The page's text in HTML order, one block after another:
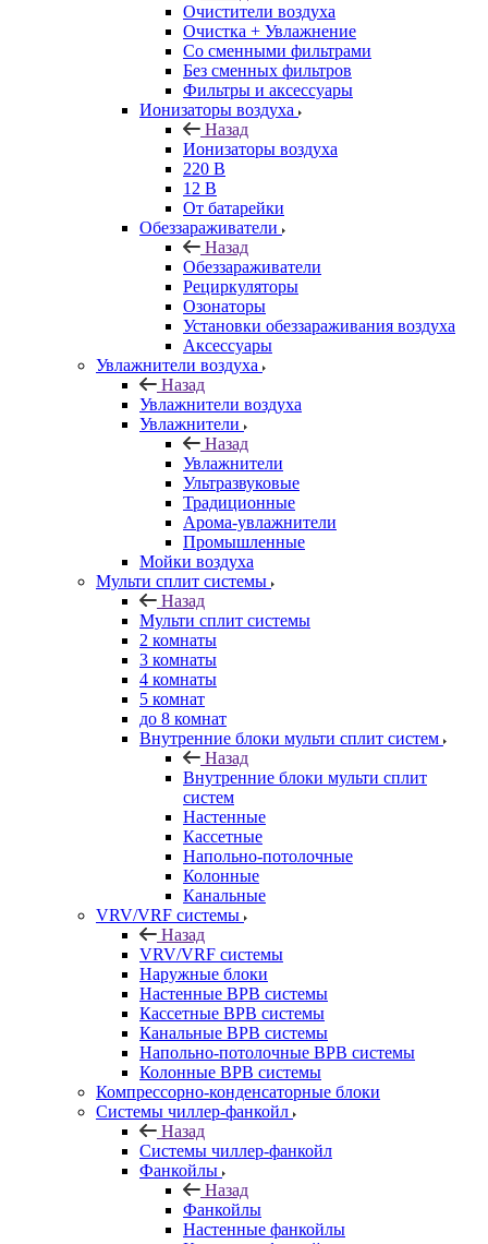
Очистители воздуха
Очистка + Увлажнение
Cо сменными фильтрами
Без сменных фильтров
Фильтры и аксессуары
Ионизаторы воздуха
Назад
Ионизаторы воздуха
220 В
12 В
От батарейки
Обеззараживатели
Назад
Обеззараживатели
Рециркуляторы
Озонаторы
Установки обеззараживания воздуха
Аксессуары
Увлажнители воздуха
Назад
Увлажнители воздуха
Увлажнители
Назад
Увлажнители
Ультразвуковые
Традиционные
Арома-увлажнители
Промышленные
Мойки воздуха
Мульти сплит системы
Назад
Мульти сплит системы
2 комнаты
3 комнаты
4 комнаты
5 комнат
до 8 комнат
Внутренние блоки мульти сплит систем
Назад
Внутренние блоки мульти сплит
систем
Настенные
Кассетные
Напольно-потолочные
Колонные
Канальные
VRV/VRF системы
Назад
VRV/VRF системы
Наружные блоки
Настенные ВРВ системы
Кассетные ВРВ системы
Канальные ВРВ системы
Напольно-потолочные ВРВ системы
Колонные ВРВ системы
Компрессорно-конденсаторные блоки
Системы чиллер-фанкойл
Назад
Системы чиллер-фанкойл
Фанкойлы
Назад
Фанкойлы
Настенные фанкойлы